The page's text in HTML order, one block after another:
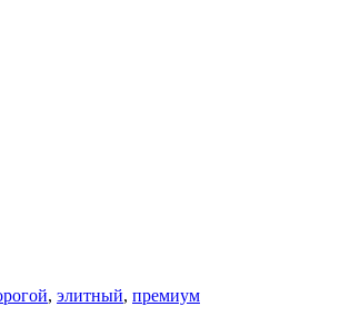
, элитный, премиум